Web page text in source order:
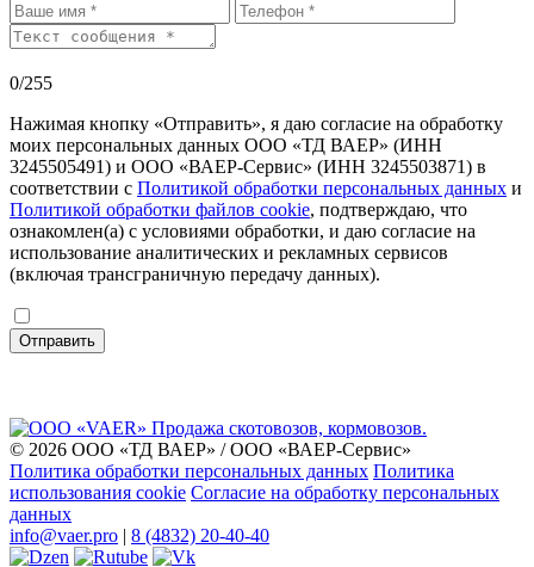
0/255
Нажимая кнопку «Отправить», я даю согласие на обработку
моих персональных данных ООО «ТД ВАЕР» (ИНН
3245505491) и ООО «ВАЕР-Сервис» (ИНН 3245503871) в
соответствии с Политикой обработки персональных данных и
Политикой обработки файлов cookie, подтверждаю, что
ознакомлен(а) с условиями обработки, и даю согласие на
использование аналитических и рекламных сервисов
(включая трансграничную передачу данных).
Отправить
© 2026 ООО «ТД ВАЕР» / ООО «ВАЕР-Сервис»
Политика обработки персональных данных Политика
использования cookie Согласие на обработку персональных
данных
info@vaer.pro | 8 (4832) 20-40-40